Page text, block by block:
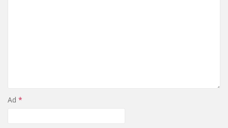
Ad *